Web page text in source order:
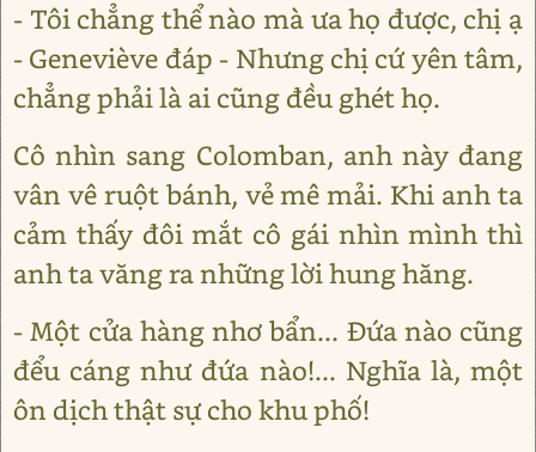
- Tôi chẳng thể nào mà ưa họ được, chị ạ
- Geneviève đáp - Nhưng chị cứ yên tâm,
chẳng phải là ai cũng đều ghét họ.
Cô nhìn sang Colomban, anh này đang
vân vê ruột bánh, vẻ mê mải. Khi anh ta
cảm thấy đôi mắt cô gái nhìn mình thì
anh ta văng ra những lời hung hăng.
- Một cửa hàng nhơ bẩn... Đứa nào cũng
đểu cáng như đứa nào!... Nghĩa là, một
ôn dịch thật sự cho khu phố!